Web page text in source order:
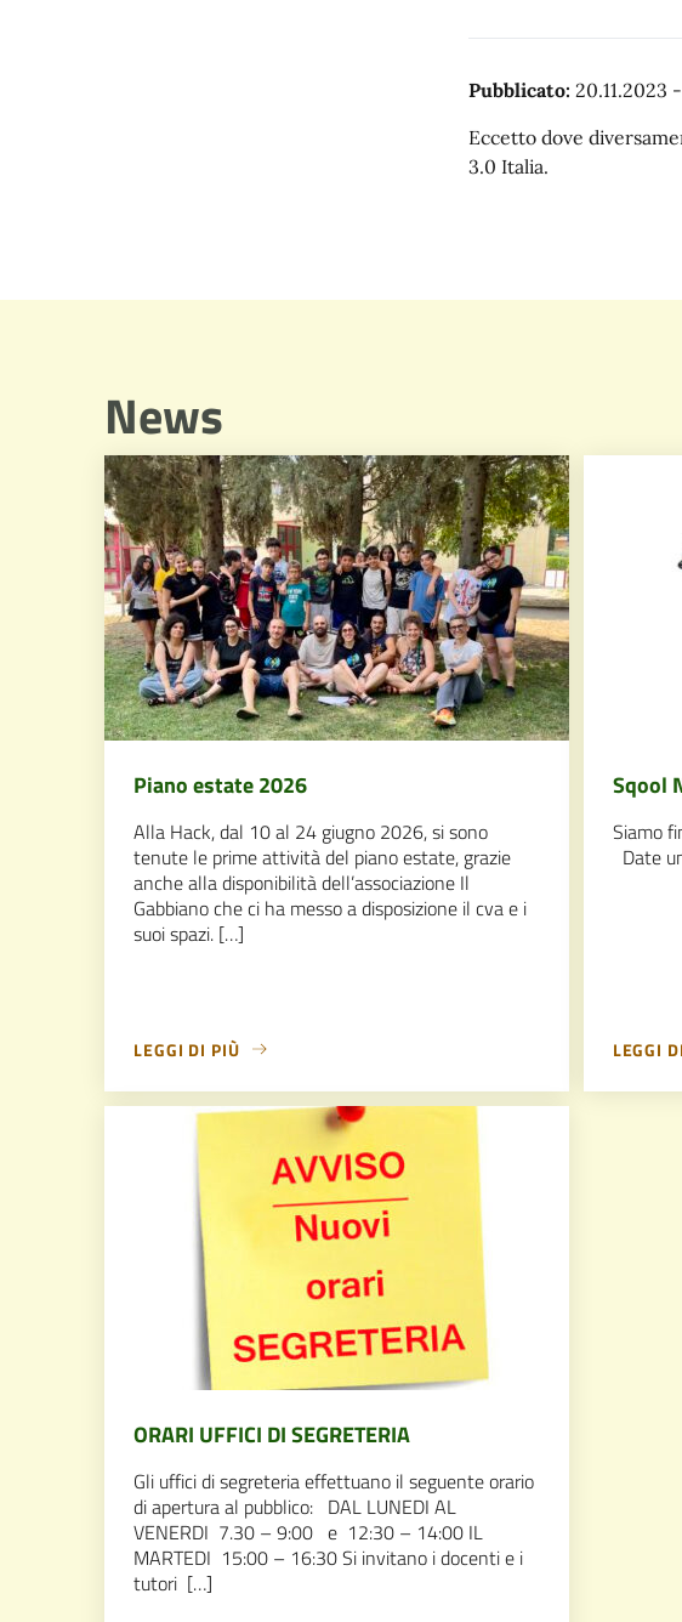
Pubblicato: 20.11.2023 -
Eccetto dove
3.0 Italia.
News
Piano estate 2026
Alla Hack, dal 10 al 24 giugno 2026, si sono
tenute le prime attività del piano estate, grazie
anche alla disponibilità dell’associazione Il
Gabbiano che ci ha messo a disposizione il cva e i
suoi spazi. […]
LEGGI DI PIÙ
Sqool
Siamo
Date
LEGGI
ORARI UFFICI DI SEGRETERIA
Gli uffici di segreteria effettuano il seguente orario
di apertura al pubblico: DAL LUNEDI AL
VENERDI 7.30 – 9:00 e 12:30 – 14:00 IL
MARTEDI 15:00 – 16:30 Si invitano i docenti e i
tutori […]